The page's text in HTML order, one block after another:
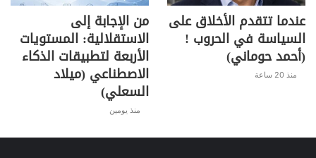
عندما تتقدم الأخلاق على
السياسة في الحروب !
(أحمد حوماني)
منذ 20 ساعة
من الإجابة إلى
الاستقلالية: المستويات
الأربعة لتطبيقات الذكاء
الاصطناعي (ميلاد
السعلي)
منذ يومين